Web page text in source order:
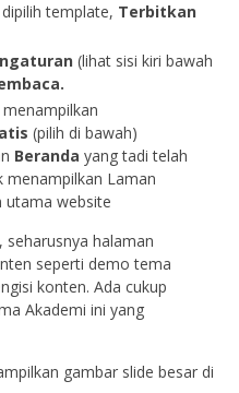
template, Terbitkan
(lihat sisi kiri bawah
(pilih di bawah)
Beranda yang tadi telah
menampilkan Laman
utama website
seharusnya halaman
seperti demo tema
konten. Ada cukup
Akademi ini yang
gambar slide besar di